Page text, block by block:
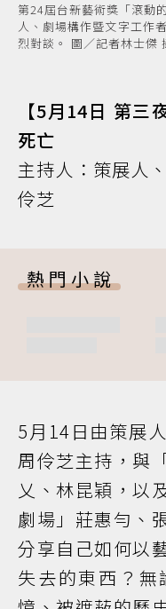
第24屆台新藝術獎「滾動
人、劇場構作暨文字工作
烈對談。 圖／記者林士傑
【5月14日 第三
死亡
主持人：策展人
伶芝
熱門小說
5月14日由策展
周伶芝主持，與
乂、林昆穎，以
劇場」莊惠勻、
分享自己如何以
失去的東西？